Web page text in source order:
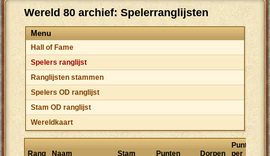
Wereld 80 archief: Spelerranglijsten
Menu
Hall of Fame
Spelers ranglijst
Ranglijsten stammen
Spelers OD ranglijst
Stam OD ranglijst
Wereldkaart
Rang Naam Stam Punten Dorpen
Punten
per